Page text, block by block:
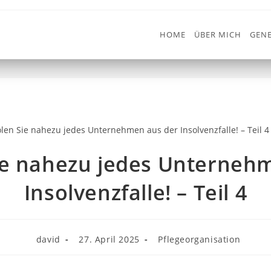
HOME ÜBER MICH
Unternehmen aus der
> Pflegeorganisation So
nahezu jedes
Insolvenzfalle! – Teil 4
david 27. April 2025 Pflegeorganisation